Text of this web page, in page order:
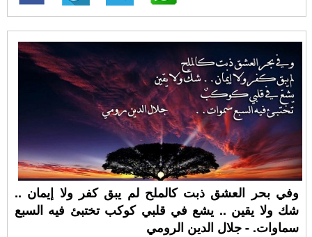
وفي بحر العشق ذبت كالملح لم يبق كفر ولا إيمان ..
شك ولا يقين .. يشع في قلبي كوكب تختبئ فيه السبع
سماوات. - جلال الدين الرومي